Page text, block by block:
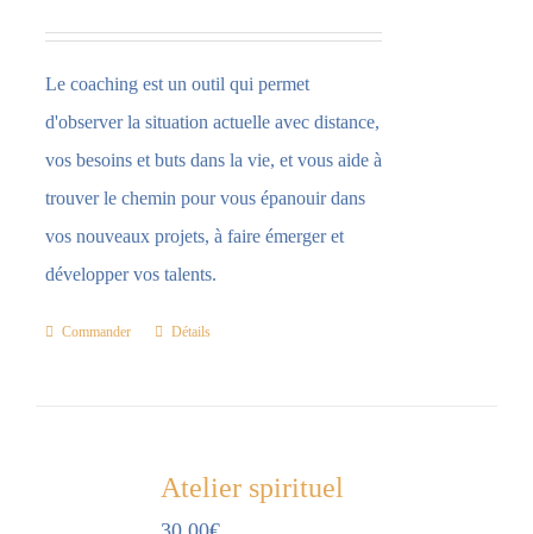
Le coaching est un outil qui permet
d'observer la situation actuelle avec distance,
vos besoins et buts dans la vie, et vous aide à
trouver le chemin pour vous épanouir dans
vos nouveaux projets, à faire émerger et
développer vos talents.
Commander Détails
Atelier spirituel